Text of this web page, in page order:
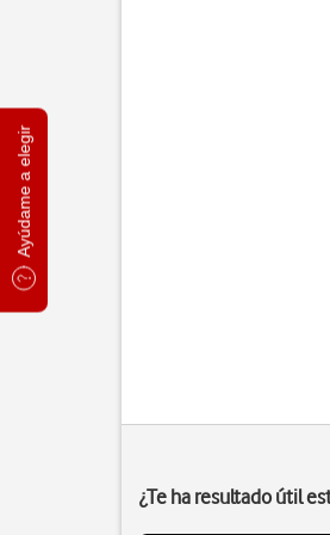
Ayúdame a elegir
¿Te ha resultado útil